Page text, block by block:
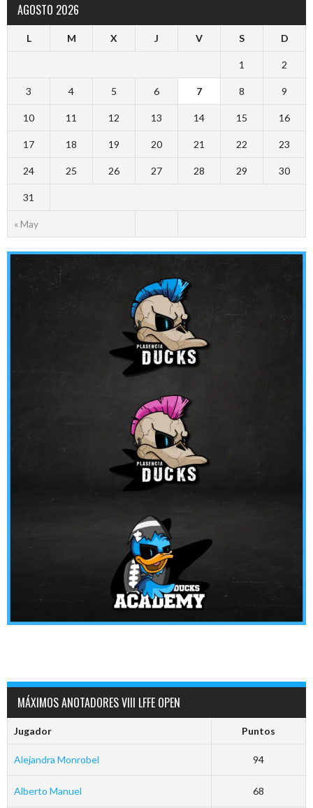
AGOSTO 2026
L M X J V S D
« May
1 2
3 4 5 6 7 8 9
10 11 12 13 14 15 16
17 18 19 20 21 22 23
24 25 26 27 28 29 30
31
MÁXIMOS ANOTADORES VIII LFFE OPEN
Jugador Puntos
Alejandra Monrobel 94
Alberto Manuel 68